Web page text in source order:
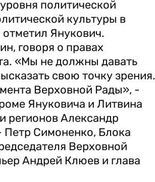
политической
культуры в
Янукович.
говоря о правах
«Мы не должны давать
свою точку зрения.
Верховной Рады», -
Януковича и Литвина
регионов Александр
Симоненко, Блока
Верховной
Андрей Клюев и глава